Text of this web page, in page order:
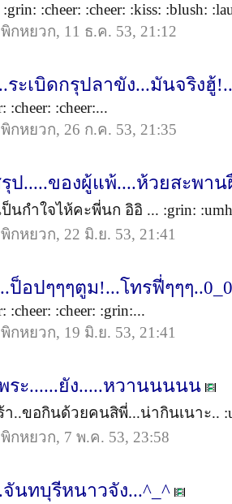
:cheer: :cheer: :kiss: :blush:
กหยวก, 11 ธ.ค. 53, 21:12
ระเบิดกรุปลาขัง...มันจริงฮู้
:cheer: :cheer:...
กหยวก, 26 ก.ค. 53, 21:35
ป.....ของผู้แพ้....ห้วยสะพาน
ป็นกำใจไห้คะพี่นก อิอิ ... :grin:
กหยวก, 22 มิ.ย. 53, 21:41
ป็อปๆๆๆตูม!...โทรฟี่ๆๆๆ..0_0
:cheer: :cheer: :grin:...
กหยวก, 19 มิ.ย. 53, 21:41
ระ......ยัง.....หวานนนนน
า..ขอกินด้วยคนสิพี่...น่ากินเนาะ..
กหยวก, 7 พ.ค. 53, 23:58
จันทบุรีหนาวจัง...^_^